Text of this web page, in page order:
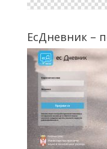
ЕсДневник –